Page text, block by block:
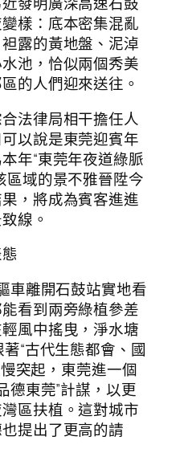
樣：底本密集混亂
露的黃地盤、泥淖
池，恰似兩個秀美
的人們迎來送往。
法律局相干擔任人
以說是東莞迎賓年
年“東莞年夜道綠脈
區域的景不雅晉陞今
，將成為賓客進進
線。
車離開石鼓站實地看
看到兩旁綠植參差
風中搖曳，淨水塘
“古代生態都會、國
突起，東莞進一個
德東莞”計謀，以更
區扶植。這對城市
提出了更高的請